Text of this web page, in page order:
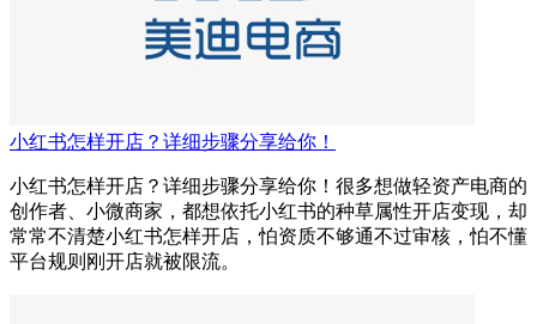
小红书怎样开店？详细步骤分享给你！
小红书怎样开店？详细步骤分享给你！很多想做轻资产电商的
创作者、小微商家，都想依托小红书的种草属性开店变现，却
常常不清楚小红书怎样开店，怕资质不够通不过审核，怕不懂
平台规则刚开店就被限流。